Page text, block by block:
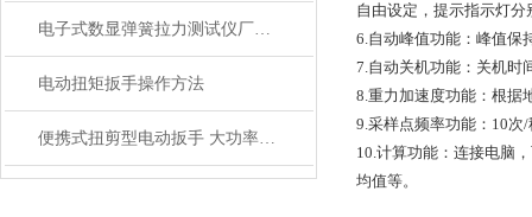
电子式数显弹簧拉力测试仪厂家_电子数显弹簧拉力测试仪价格
电动扭矩扳手操作方法
便携式扭剪型电动扳手 大功率螺栓扳手桥梁建筑用扳手
自由设定，提示指示灯
6.自动峰值功能：峰值保
7.自动关机功能：关机时
8.重力加速度功能：根据
9.采样点频率功能：10次
10.计算功能：连接电脑
均值等。